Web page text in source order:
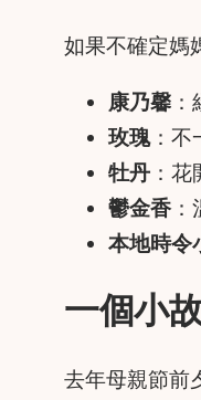
如果不確定媽
康乃馨
玫瑰：不
牡丹 ：
鬱金香：
本地時令
一個小
去年母親節前